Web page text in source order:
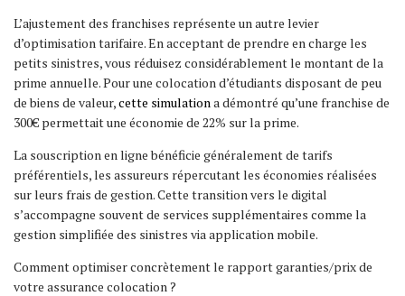
L’ajustement des franchises représente un autre levier
d’optimisation tarifaire. En acceptant de prendre en charge les
petits sinistres, vous réduisez considérablement le montant de la
prime annuelle. Pour une colocation d’étudiants disposant de peu
de biens de valeur,cette simulation a démontré qu’une franchise de
300€ permettait une économie de 22% sur la prime.
La souscription en ligne bénéficie généralement de tarifs
préférentiels, les assureurs répercutant les économies réalisées
sur leurs frais de gestion. Cette transition vers le digital
s’accompagne souvent de services supplémentaires comme la
gestion simplifiée des sinistres via application mobile.
Comment optimiser concrètement le rapport garanties/prix de
votre assurance colocation ?